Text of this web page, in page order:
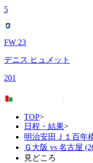
5
FW 23
デニス ヒュメット
201
TOP>
日程・結果>
明治安田Ｊ１百年
Ｇ大阪 vs 名古屋
見どころ